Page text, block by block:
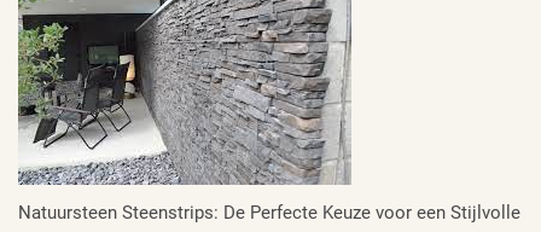
Natuursteen Steenstrips: De Perfecte Keuze voor een Stijlvolle